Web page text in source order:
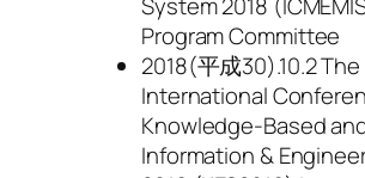
System 2018
Program Committee
2018(平成30).10.2 The
International
Knowledge-Based
Information &